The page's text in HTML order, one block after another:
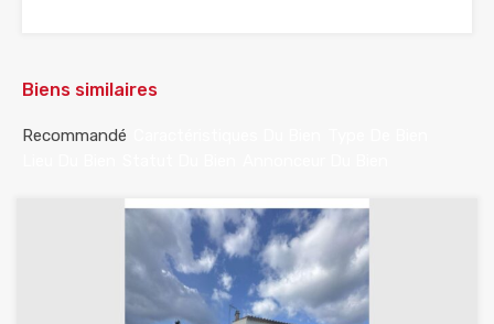
Biens similaires
Recommandé